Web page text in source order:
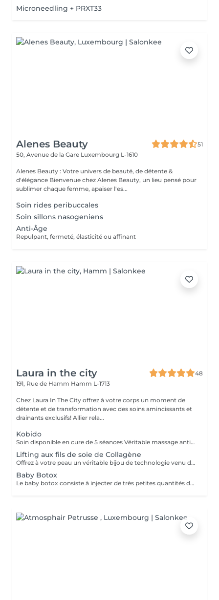
Microneedling + PRXT33
Alenes Beauty
51
50, Avenue de la Gare Luxembourg L-1610
Alenes Beauty : Votre univers de beauté, de détente &
d'élégance Bienvenue chez Alenes Beauty, un lieu pensé pour
sublimer chaque femme, apaiser l'es...
Soin rides peribuccales
Soin sillons nasogeniens
Anti-Âge
Repulpant, fermeté, élasticité ou affinant
Laura in the city
48
191, Rue de Hamm Hamm L-1713
Chez Laura In The City offrez à votre corps un moment de
détente et de transformation avec des soins amincissants et
drainants exclusifs! Allier rela...
Kobido
Soin disponible en cure de 5 séances Véritable massage anti-âge global, ce lifting manuel japonais appélé "Ko Bi Do" , agit en profondeur sur les rides, la fermeté et l'éclat de la peau, en insistant sur le contour des yeux, la bouche, les joues, le front, l'ovale du visage et le cou. La peau est lissée, le teint éclatant et l'esprit parfaitement détendu. Le Soin Massage Kobido Régénérant associe les manuvres précises et rythmées de la Dermapuncture®, Une alternance codifiée de manuvres étudiées pour lifter la peau en profondeur, régénérer les cellules et relancer le Qi. Durant ces 70 minutes, les points énergétiques sont stimulés, les traits du visage et du cou sont lissés en profondeur, la peau retrouve sa tonicité et l'ovale est restructuré. Des résultats prouvés 100% SENSATION DE LIFTING IMMÉDIAT¹ 91% DES RIDES VISIBLEMENT LISSÉES¹ 95% REGARD DÉFATIGUÉ¹ -21,5% RELÂCHEMENT DE LA PEAU DU COU²
Lifting aux fils de soie de Collagène
Offrez à votre peau un véritable bijou de technologie venu de Corée : L'Éclat de Soie, le soin visage nouvelle génération aux fils de soie infusés de collagène. Ce protocole raffiné combine innovation cosmétique et gestuelle experte pour un effet lifting immédiat, sans aiguille ni douleur. Les fils fondent au contact de la peau et agissent en profondeur pour stimuler le collagène naturel, lisser les rides, repulper les volumes et sublimer l'éclat du teint. Résultats visibles dès la première séance : Rides lissées Peau raffermie et repulpée Teint lumineux et uniforme Contours du visage redessinés Parfait en cure ou en soin coup d'éclat, le Soin aux Fils de Soie de Collagène redonne à votre visage fraîcheur, fermeté et éclat, naturellement.
Baby Botox
Le baby botox consiste à injecter de très petites quantités de toxine botulique dans des zones ciblées du visage pour atténuer les rides et les ridules. On parle ici de microdoses qui permettent de lisser la peau sans figer les expressions. Ainsi, il prévient l'apparition des rides d'expression tout en laissant le visage bouger naturellement. Le botox est injecté avec un baby roller et non une aiguille comme chez le médecin, ce qui fait que le produit va figer les rides jusqu'à l'épiderme et non jusqu'aux muscles. Effet plus naturel que le botox traditionnel Tenue entre 3 et 6 mois Merci de prendre RDV minimum 5 jours avant la date du RDV pour commande du botox